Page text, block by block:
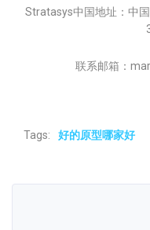
Stratasys中国地址：中
联系邮箱：
Tags: 好的原型哪家好